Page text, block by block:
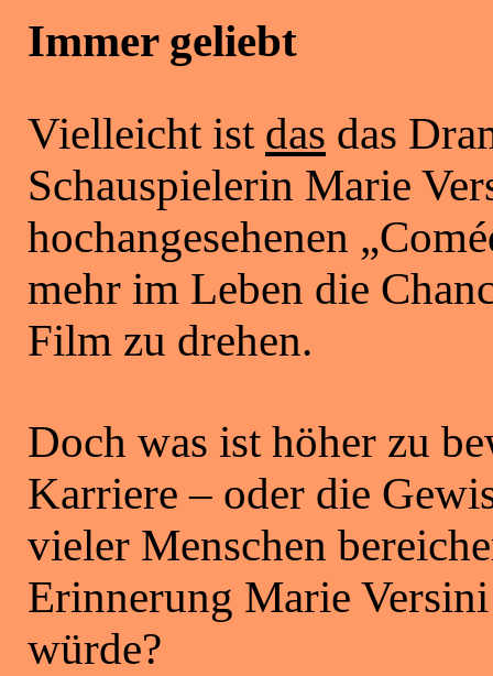
Immer geliebt
Vielleicht ist das das
Schauspielerin Marie
hochangesehenen „
mehr im Leben die
Film zu drehen.
Doch was ist höher zu
Karriere – oder die
vieler Menschen
Erinnerung Marie
würde?